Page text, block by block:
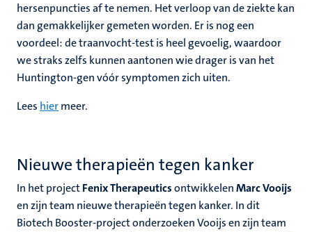
hersenpuncties af te nemen. Het verloop van de ziekte kan
dan gemakkelijker gemeten worden. Er is nog een
voordeel: de traanvocht-test is heel gevoelig, waardoor
we straks zelfs kunnen aantonen wie drager is van het
Huntington-gen vóór symptomen zich uiten.
Lees hiermeer.
Nieuwe therapieën tegen kanker
In het projectFenix TherapeuticsontwikkelenMarc Vooijs
en zijn team nieuwe therapieën tegen kanker. In dit
Biotech Booster-project onderzoeken Vooijs en zijn team